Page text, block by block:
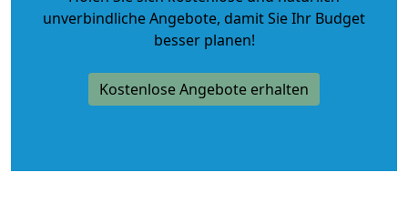
unverbindliche Angebote, damit Sie Ihr Budget
besser planen!
Kostenlose Angebote erhalten